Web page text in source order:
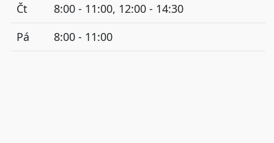
Čt
8:00 - 11:00, 12:00 - 14:30
Pá
8:00 - 11:00